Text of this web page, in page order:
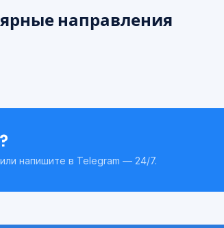
направления
напишите в Telegram — 24/7.